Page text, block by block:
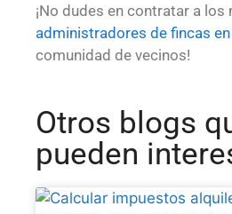
¡No dudes en contratar a los
administradores de fincas en
comunidad de vecinos!
Otros blogs
pueden